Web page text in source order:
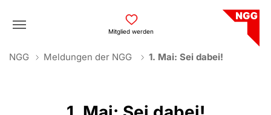
Mitglied werden
You are here:
NGG Meldungen der NGG 1. Mai: Sei dabei!